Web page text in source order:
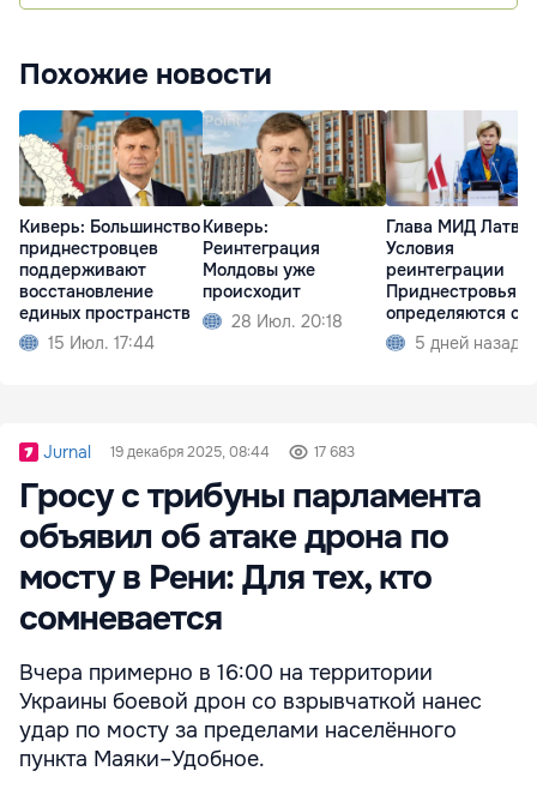
Похожие новости
Киверь: Большинство
приднестровцев
поддерживают
восстановление
единых пространств
15 Июл. 17:44
Киверь:
Реинтеграция
Молдовы уже
происходит
28 Июл. 20:18
Глава МИД
Условия
реинтеграции
Приднестровья
определяются
Молдовой
5 дней назад
Jurnal 19 декабря 2025, 08:44 17 683
Гросу с трибуны парламента
объявил об атаке дрона по
мосту в Рени: Для тех, кто
сомневается
Вчера примерно в 16:00 на территории
Украины боевой дрон со взрывчаткой нанес
удар по мосту за пределами населённого
пункта Маяки–Удобное.